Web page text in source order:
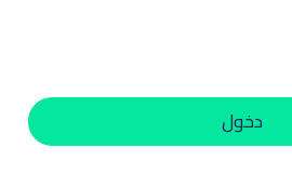
دخول